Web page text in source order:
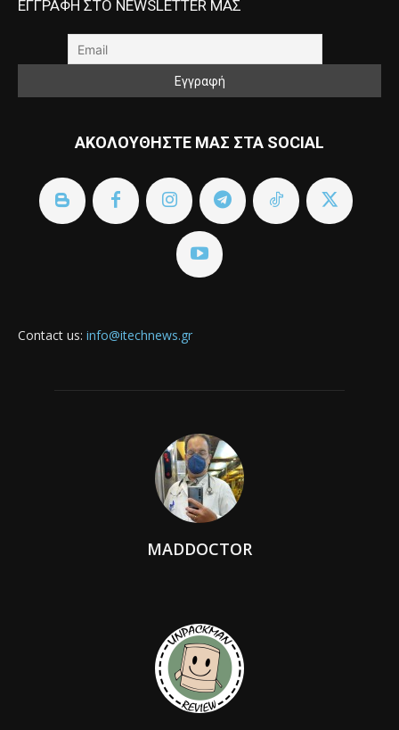
ΕΓΓΡΑΦΗ ΣΤΟ NEWSLETTER ΜΑΣ
ΑΚΟΛΟΥΘΗΣΤΕ ΜΑΣ ΣΤΑ SOCIAL
Contact us: info@itechnews.gr
MADDOCTOR